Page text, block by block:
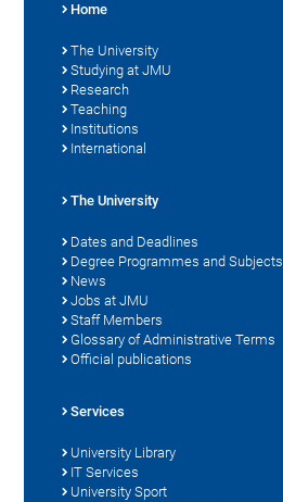
Home
The University
Studying at JMU
Research
Teaching
Institutions
International
The University
Dates and Deadlines
Degree Programmes and Subjects
News
Jobs at JMU
Staff Members
Glossary of Administrative Terms
Official publications
Services
University Library
IT Services
University Sport